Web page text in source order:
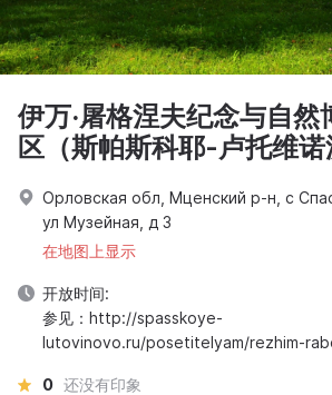
伊万·屠格涅夫纪念与自
区（斯帕斯科耶-卢托维诺
Орловская обл, Мценский р-н, с
ул Музейная, д 3
在地图上显示
开放时间:
参见：http://spasskoye-
lutovinovo.ru/posetitelyam/rezhim-
0 还没有印象